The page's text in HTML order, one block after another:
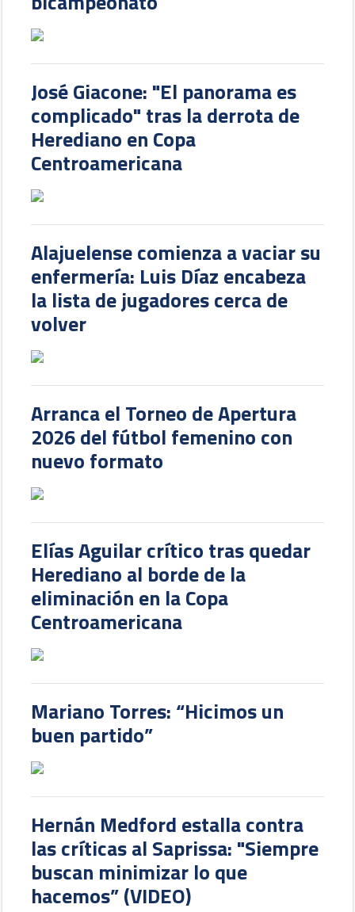
José Giacone: "El panorama es
complicado" tras la derrota de
Herediano en Copa
Centroamericana
Alajuelense comienza a vaciar su
enfermería: Luis Díaz encabeza
la lista de jugadores cerca de
volver
Arranca el Torneo de Apertura
2026 del fútbol femenino con
nuevo formato
Elías Aguilar crítico tras quedar
Herediano al borde de la
eliminación en la Copa
Centroamericana
Mariano Torres: “Hicimos un
buen partido”
Hernán Medford estalla contra
las críticas al Saprissa: "Siempre
buscan minimizar lo que
hacemos” (VIDEO)